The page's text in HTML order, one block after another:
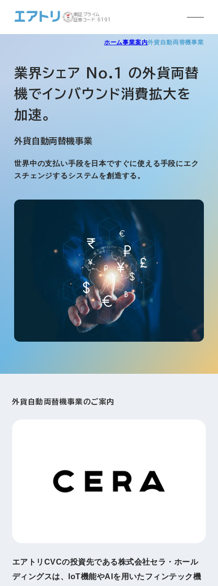
東証プライム
証券コード:6191
ホーム事業案内外貨自動両替機事業
業界シェア No.1 の外貨両替
機でインバウンド消費拡大を
加速。
外貨自動両替機事業
世界中の支払い手段を日本ですぐに使える手段にエク
スチェンジするシステムを創造する。
外貨自動両替機事業のご案内
エアトリCVCの投資先である株式会社セラ・ホール
ディングスは、IoT機能やAIを用いたフィンテック機